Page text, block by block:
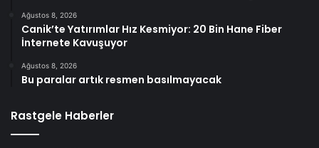
Ağustos 8, 2026
Canik’te Yatırımlar Hız Kesmiyor: 20 Bin Hane Fiber
İnternete Kavuşuyor
Ağustos 8, 2026
Bu paralar artık resmen basılmayacak
Rastgele Haberler